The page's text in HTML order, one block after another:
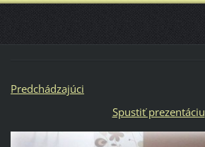
Predchádzajúci
Spustiť prezentáciu